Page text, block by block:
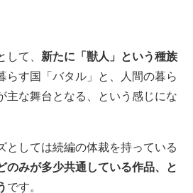
して、 新たに「獣人」という種族
らす国「バタル」と、人間の暮ら
主な舞台となる、という感じにな
としては続編の体裁を持っている
のみが多少共通している作品、と
です。